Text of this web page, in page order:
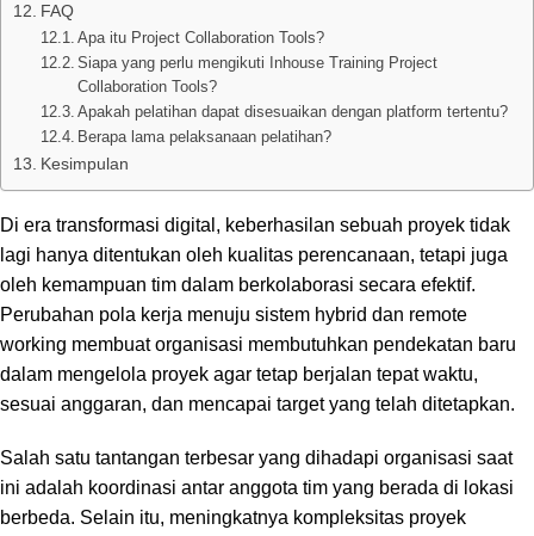
FAQ
Apa itu Project Collaboration Tools?
Siapa yang perlu mengikuti Inhouse Training Project
Collaboration Tools?
Apakah pelatihan dapat disesuaikan dengan platform tertentu?
Berapa lama pelaksanaan pelatihan?
Kesimpulan
Di era transformasi digital, keberhasilan sebuah proyek tidak
lagi hanya ditentukan oleh kualitas perencanaan, tetapi juga
oleh kemampuan tim dalam berkolaborasi secara efektif.
Perubahan pola kerja menuju sistem hybrid dan remote
working membuat organisasi membutuhkan pendekatan baru
dalam mengelola proyek agar tetap berjalan tepat waktu,
sesuai anggaran, dan mencapai target yang telah ditetapkan.
Salah satu tantangan terbesar yang dihadapi organisasi saat
ini adalah koordinasi antar anggota tim yang berada di lokasi
berbeda. Selain itu, meningkatnya kompleksitas proyek